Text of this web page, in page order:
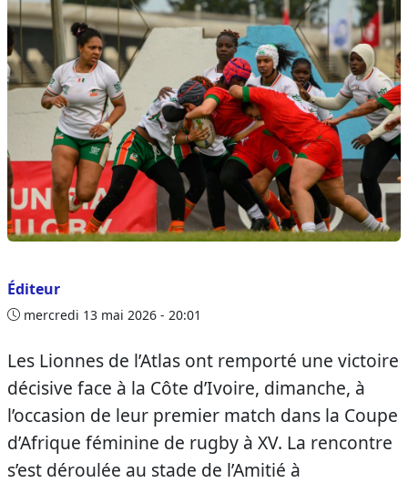
Éditeur
mercredi 13 mai 2026 - 20:01
Les Lionnes de l’Atlas ont remporté une victoire
décisive face à la Côte d’Ivoire, dimanche, à
l’occasion de leur premier match dans la Coupe
d’Afrique féminine de rugby à XV. La rencontre
s’est déroulée au stade de l’Amitié à